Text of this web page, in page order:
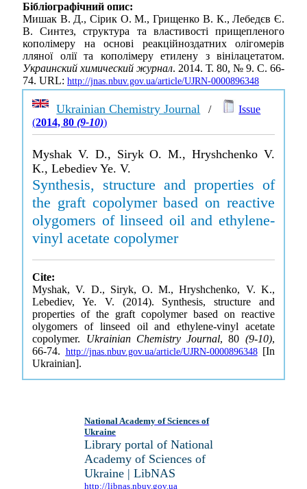
Бібліографічний опис:
Мишак В. Д., Сірик О. М., Грищенко В. К., Лебедєв Є.
В. Синтез, структура та властивості прищепленого
кополімеру на основі реакційноздатних олігомерів
лляної олії та кополімеру етилену з вінілацетатом.
Украинский химический журнал. 2014. Т. 80, № 9. С. 66-
74. URL: http://jnas.nbuv.gov.ua/article/UJRN-0000896348
Ukrainian Chemistry Journal /
Issue
(2014, 80(9-10))
Myshak V. D., Siryk O. M., Hryshchenko V.
K., Lebediev Ye. V.
Synthesis, structure and properties of
the graft copolymer based on reactive
olygomers of linseed oil and ethylene-
vinyl acetate copolymer
Cite:
Myshak, V. D., Siryk, O. M., Hryshchenko, V. K.,
Lebediev, Ye. V. (2014). Synthesis, structure and
properties of the graft copolymer based on reactive
olygomers of linseed oil and ethylene-vinyl acetate
copolymer. Ukrainian Chemistry Journal, 80 (9-10),
66-74. http://jnas.nbuv.gov.ua/article/UJRN-0000896348[In
Ukrainian].
National Academy of Sciences of
Ukraine
Library portal of National
Academy of Sciences of
Ukraine | LibNAS
http://libnas.nbuv.gov.ua